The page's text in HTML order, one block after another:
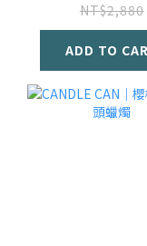
NT$2,880
ADD TO